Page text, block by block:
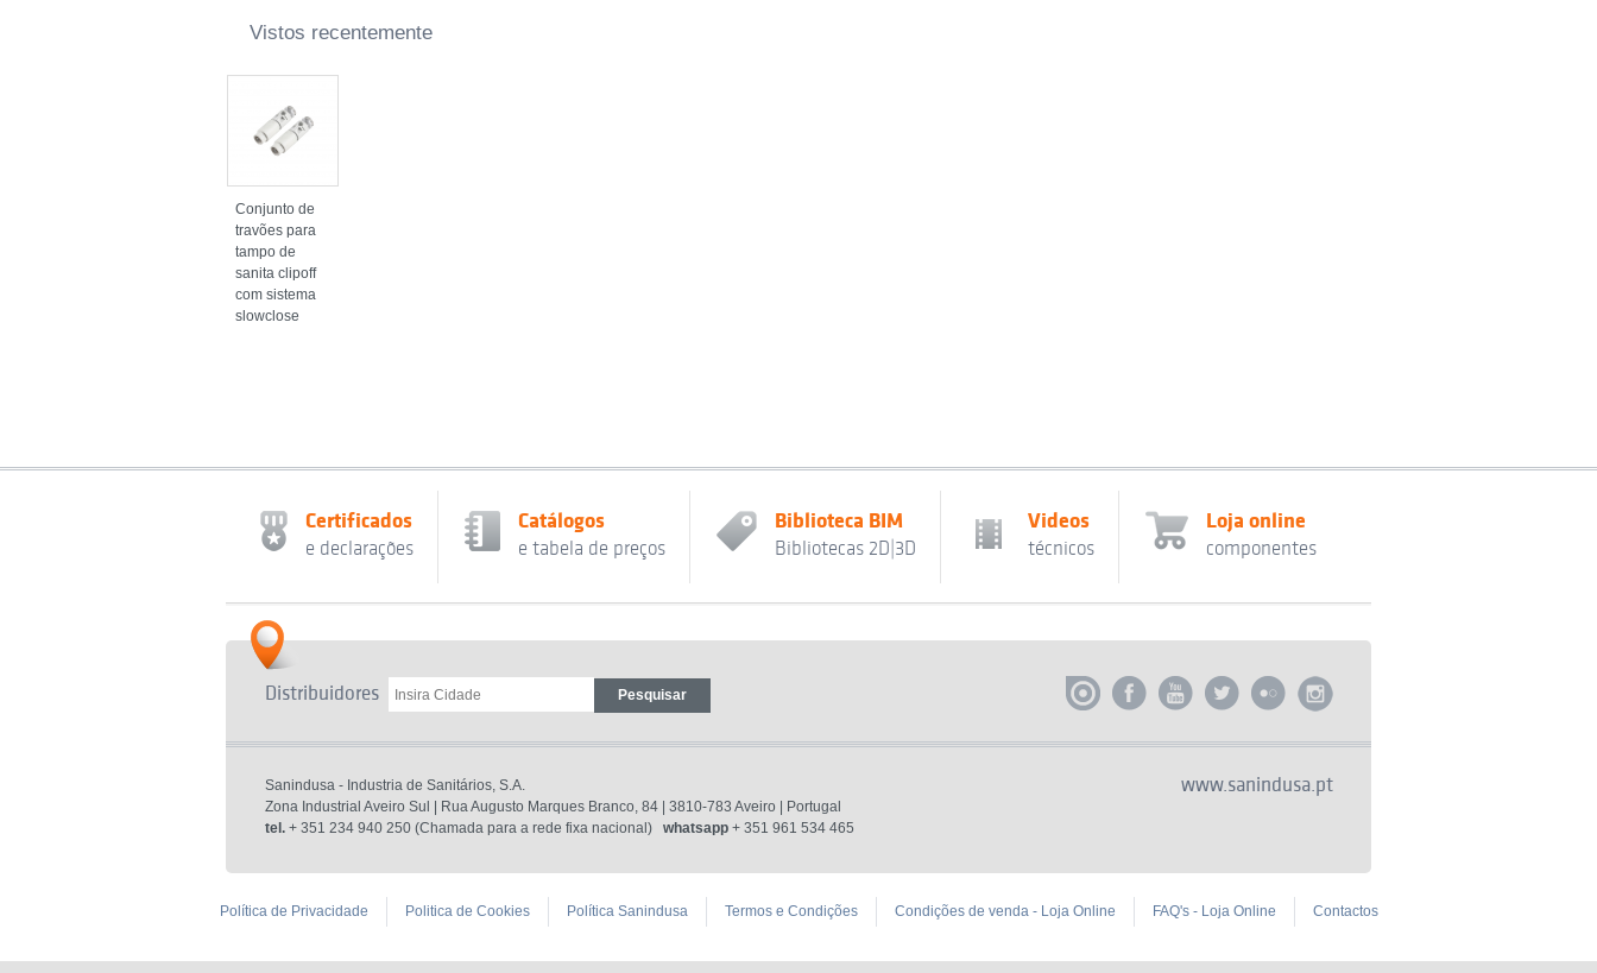
Vistos recentemente
Conjunto de
travões para
tampo de
sanita clipoff
com sistema
slowclose
Certificados
e declarações
Catálogos
e tabela de preços
Biblioteca BIM
Bibliotecas 2D|3D
Videos
técnicos
Loja online
componentes
Distribuidores
Sanindusa - Industria de Sanitários, S.A.
Zona Industrial Aveiro Sul | Rua Augusto Marques Branco, 84 | 3810-783 Aveiro | Portugal
tel. + 351 234 940 250 (Chamada para a rede fixa nacional) whatsapp + 351 961 534 465
www.sanindusa.pt
Política de Privacidade Politica de Cookies Política Sanindusa Termos e Condições Condições de venda - Loja Online FAQ's - Loja Online Contactos